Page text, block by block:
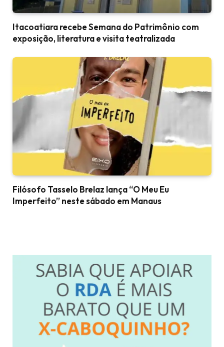
Itacoatiara recebe Semana do Patrimônio com
exposição, literatura e visita teatralizada
Filósofo Tasselo Brelaz lança “O Meu Eu
Imperfeito” neste sábado em Manaus